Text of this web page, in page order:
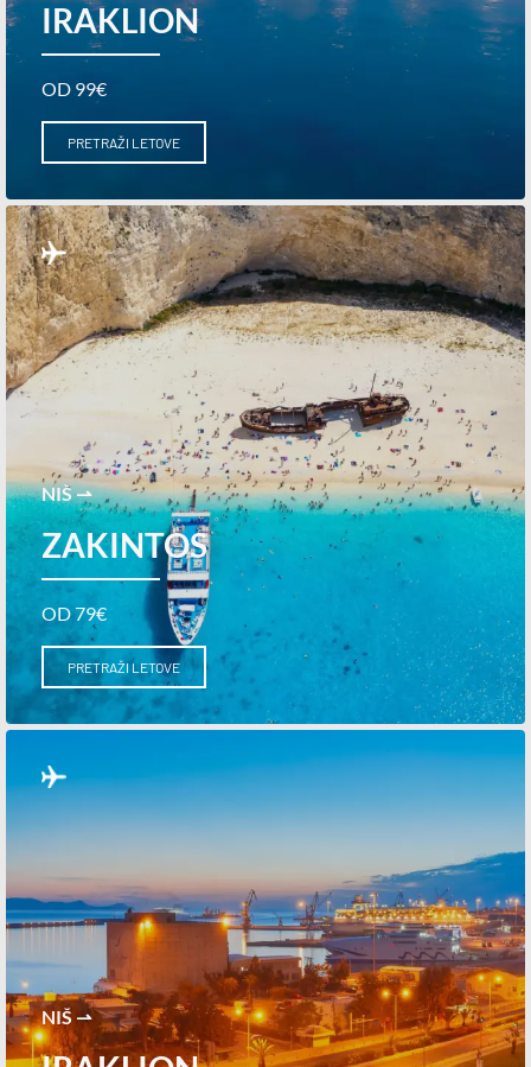
IRAKLION
OD 99€
PRETRAŽI LETOVE
NIŠ ⇀
ZAKINTOS
OD 79€
PRETRAŽI LETOVE
NIŠ ⇀